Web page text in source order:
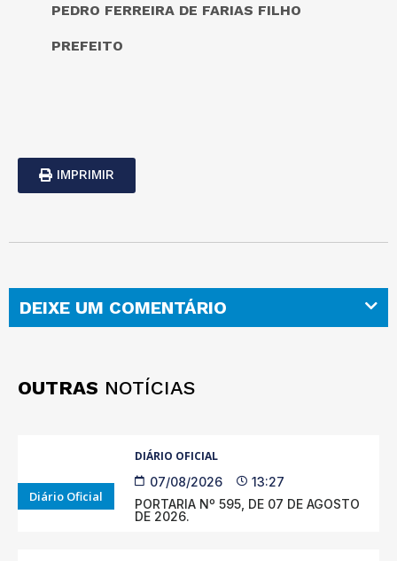
PEDRO FERREIRA DE FARIAS FILHO
PREFEITO
IMPRIMIR
DEIXE UM COMENTÁRIO
OUTRAS NOTÍCIAS
Diário Oficial
DIÁRIO OFICIAL
07/08/2026
13:27
PORTARIA Nº 595, DE 07 DE AGOSTO
DE 2026.